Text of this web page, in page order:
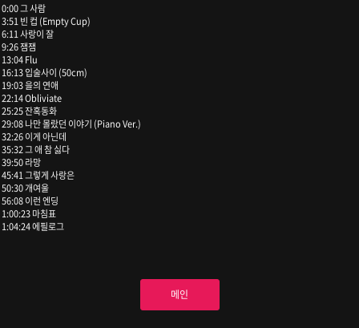
0:00 그 사람
3:51 빈 컵 (Empty Cup)
6:11 사랑이 잘
9:26 잼잼
13:04 Flu
16:13 입술사이 (50cm)
19:03 을의 연애
22:14 Obliviate
25:25 잔혹동화
29:08 나만 몰랐던 이야기 (Piano Ver.)
32:26 이게 아닌데
35:32 그 애 참 싫다
39:50 라망
45:41 그렇게 사랑은
50:30 개여울
56:08 이런 엔딩
1:00:23 마침표
1:04:24 에필로그
메인